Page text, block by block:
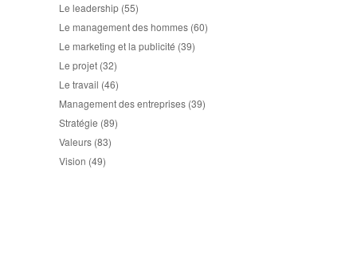
Le leadership (55)
Le management des hommes (60)
Le marketing et la publicité (39)
Le projet (32)
Le travail (46)
Management des entreprises (39)
Stratégie (89)
Valeurs (83)
Vision (49)